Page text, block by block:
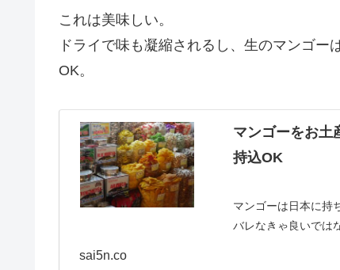
これは美味しい。
ドライで味も凝縮されるし、生のマンゴ
OK。
マンゴーをお土
持込OK
マンゴーは日本に持
バレなきゃ良いでは
sai5n.co